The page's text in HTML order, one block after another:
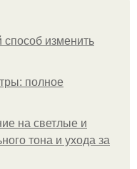
способ изменить
полное
на светлые и
тона и ухода за